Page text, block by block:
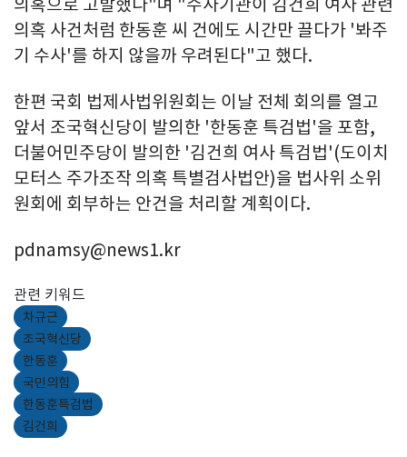
의혹으로 고발했다"며 "수사기관이 김건희 여사 관련
의혹 사건처럼 한동훈 씨 건에도 시간만 끌다가 '봐주
기 수사'를 하지 않을까 우려된다"고 했다.
한편 국회 법제사법위원회는 이날 전체 회의를 열고
앞서 조국혁신당이 발의한 '한동훈 특검법'을 포함,
더불어민주당이 발의한 '김건희 여사 특검법'(도이치
모터스 주가조작 의혹 특별검사법안)을 법사위 소위
원회에 회부하는 안건을 처리할 계획이다.
pdnamsy@news1.kr
관련 키워드
차규근
조국혁신당
한동훈
국민의힘
한동훈특검법
김건희